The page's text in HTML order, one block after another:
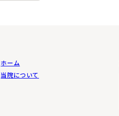
ホーム
当院について